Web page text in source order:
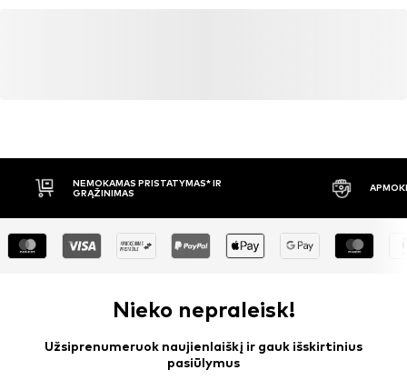
NEMOKAMAS PRISTATYMAS* IR
GRĄŽINIMAS
Nieko nepraleisk!
Užsiprenumeruok naujienlaiškį ir gauk išskirtinius
pasiūlymus